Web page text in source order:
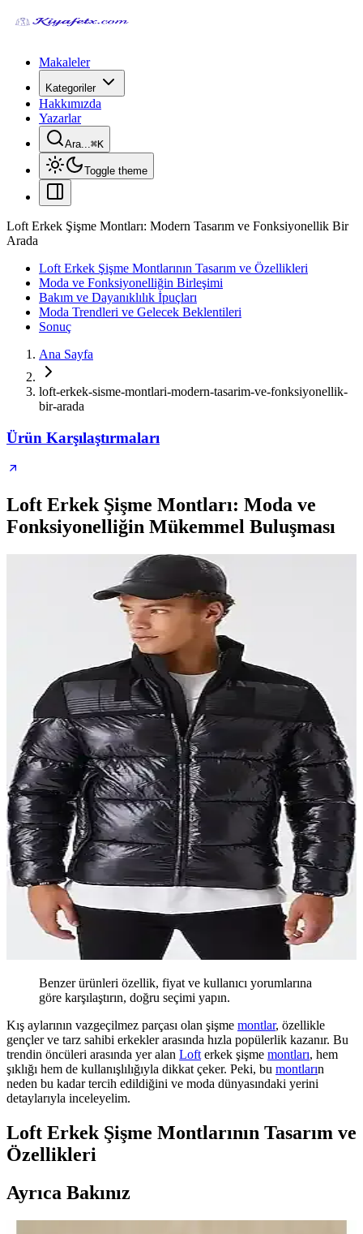
Makaleler
Kategoriler
Hakkımızda
Yazarlar
Ara...⌘K
Toggle theme
Loft Erkek Şişme Montları: Modern Tasarım ve Fonksiyonellik Bir
Arada
Loft Erkek Şişme Montlarının Tasarım ve Özellikleri
Moda ve Fonksiyonelliğin Birleşimi
Bakım ve Dayanıklılık İpuçları
Moda Trendleri ve Gelecek Beklentileri
Sonuç
Ana Sayfa
loft-erkek-sisme-montlari-modern-tasarim-ve-fonksiyonellik-
bir-arada
Ürün Karşılaştırmaları
Loft Erkek Şişme Montları: Moda ve
Fonksiyonelliğin Mükemmel Buluşması
Benzer ürünleri özellik, fiyat ve kullanıcı yorumlarına
göre karşılaştırın, doğru seçimi yapın.
Kış aylarının vazgeçilmez parçası olan şişme montlar, özellikle
gençler ve tarz sahibi erkekler arasında hızla popülerlik kazanır. Bu
trendin öncüleri arasında yer alan Loft erkek şişme montları, hem
şıklığı hem de kullanışlılığıyla dikkat çeker. Peki, bu montların
neden bu kadar tercih edildiğini ve moda dünyasındaki yerini
detaylarıyla inceleyelim.
Loft Erkek Şişme Montlarının Tasarım ve
Özellikleri
Ayrıca Bakınız